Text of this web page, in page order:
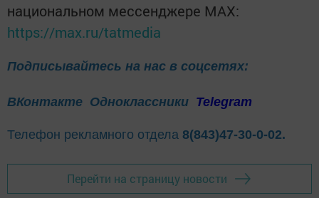
национальном мессенджере MАХ:
https://max.ru/tatmedia
Подписывайтесь на нас в соцсетях:
ВКонтакте Одноклассники Telegram
Телефон рекламного отдела 8(843)47-30-0-02.
Перейти на страницу новости